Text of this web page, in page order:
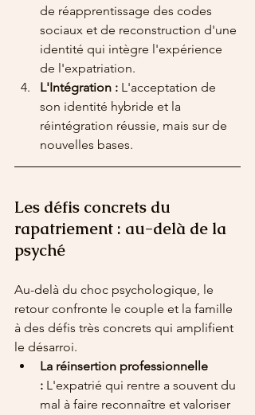
de réapprentissage des codes
sociaux et de reconstruction d'une
identité qui intègre l'expérience
de l'expatriation.
L'Intégration : L'acceptation de
son identité hybride et la
réintégration réussie, mais sur de
nouvelles bases.
Les défis concrets du
rapatriement : au-delà de la
psyché
Au-delà du choc psychologique, le
retour confronte le couple et la famille
à des défis très concrets qui amplifient
le désarroi.
La réinsertion professionnelle
: L'expatrié qui rentre a souvent du
mal à faire reconnaître et valoriser